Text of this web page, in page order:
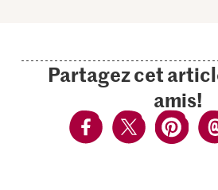
Partagez cet
amis!